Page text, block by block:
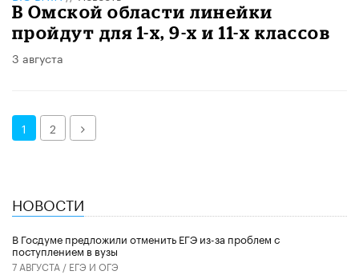
В Омской области линейки
пройдут для 1-х, 9-х и 11-х классов
3 августа
1 2 Далее
НОВОСТИ
В Госдуме предложили отменить ЕГЭ из-за проблем с
поступлением в вузы
7 АВГУСТА / ЕГЭ И ОГЭ